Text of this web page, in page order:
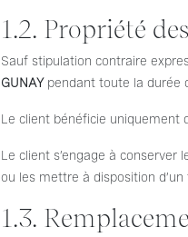
1.2. Propriété
Sauf stipulation contraire
GUNAYpendant toute la durée
Le client bénéficie uniquement
Le client s’engage à conserver
ou les mettre à disposition d’un
1.3.